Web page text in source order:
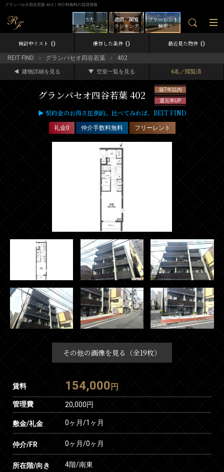
グランパセオ四谷若葉 402｜仲介料無料の賃貸情報
フリーレント
検索
週間／閲覧
ランキング
5大
キャンペーン
検討中リスト 0 保存した条件 0 最近見た物件 0
REIT FIND グランパセオ四谷若葉 402
建物詳細を見る 空室一覧を見る 6名／閲覧済
グランパセオ四谷若葉 402
築7年以内
還元率UP
▶ 契約金のお得さ圧倒的。比べてみれば、REIT FIND
礼金0 仲介手数料無料 フリーレント
その他の画像を見る（全19枚）
賃料 154,000 円
管理費 20,000円
敷金/礼金 0ヶ月/1ヶ月
仲介/FR 0ヶ月/0ヶ月
所在階/向き 4階/南東